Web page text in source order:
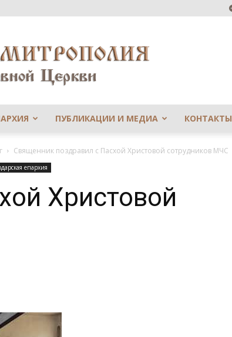
ПУБЛИКАЦИИ И МЕДИА КОНТАКТЫ
Священник поздравил с Пасхой Христовой сотрудников МЧС
епархия
Христовой